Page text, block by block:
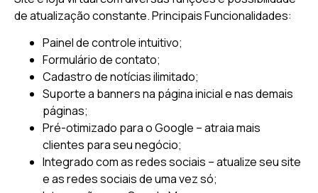
de atualização constante.Principais Funcionalidades:
Painel de controle intuitivo;
Formulário de contato;
Cadastro de notícias ilimitado;
Suporte a banners na página inicial e nas demais
páginas;
Pré-otimizado para o Google – atraia mais
clientes para seu negócio;
Integrado com as redes sociais – atualize seu site
e as redes sociais de uma vez só;